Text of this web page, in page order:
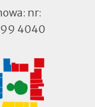
nr:
4040